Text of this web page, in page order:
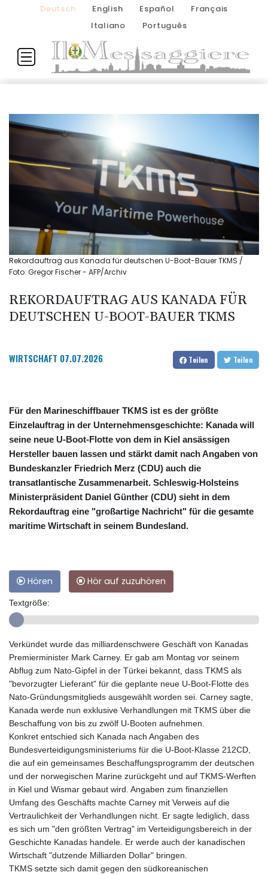
Deutsch English Español
Français
Italiano
Português
Rekordauftrag aus Kanada für deutschen U-Boot-Bauer TKMS /
Foto: Gregor Fischer - AFP/Archiv
REKORDAUFTRAG AUS KANADA FÜR
DEUTSCHEN U-BOOT-BAUER TKMS
WIRTSCHAFT 07.07.2026 Teilen Teilen
Für den Marineschiffbauer TKMS ist es der größte
Einzelauftrag in der Unternehmensgeschichte: Kanada will
seine neue U-Boot-Flotte von dem in Kiel ansässigen
Hersteller bauen lassen und stärkt damit nach Angaben von
Bundeskanzler Friedrich Merz (CDU) auch die
transatlantische Zusammenarbeit. Schleswig-Holsteins
Ministerpräsident Daniel Günther (CDU) sieht in dem
Rekordauftrag eine "großartige Nachricht" für die gesamte
maritime Wirtschaft in seinem Bundesland.
Hören Hör auf zuzuhören
Textgröße:
Verkündet wurde das milliardenschwere Geschäft von Kanadas
Premierminister Mark Carney. Er gab am Montag vor seinem
Abflug zum Nato-Gipfel in der Türkei bekannt, dass TKMS als
"bevorzugter Lieferant" für die geplante neue U-Boot-Flotte des
Nato-Gründungsmitglieds ausgewählt worden sei. Carney sagte,
Kanada werde nun exklusive Verhandlungen mit TKMS über die
Beschaffung von bis zu zwölf U-Booten aufnehmen.
Konkret entschied sich Kanada nach Angaben des
Bundesverteidigungsministeriums für die U-Boot-Klasse 212CD,
die auf ein gemeinsames Beschaffungsprogramm der deutschen
und der norwegischen Marine zurückgeht und auf TKMS-Werften
in Kiel und Wismar gebaut wird. Angaben zum finanziellen
Umfang des Geschäfts machte Carney mit Verweis auf die
Vertraulichkeit der Verhandlungen nicht. Er sagte lediglich, dass
es sich um "den größten Vertrag" im Verteidigungsbereich in der
Geschichte Kanadas handele. Er werde auch der kanadischen
Wirtschaft "dutzende Milliarden Dollar" bringen.
TKMS setzte sich damit gegen den südkoreanischen